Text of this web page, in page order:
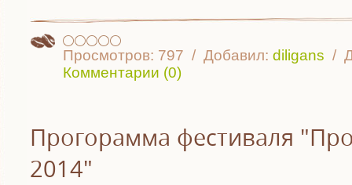
Просмотров: 797 Добавил: diligans
Комментарии (0)
Прогорамма фестиваля
2014"